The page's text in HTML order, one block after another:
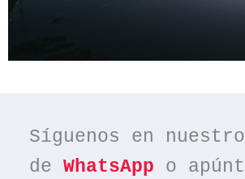
Síguenos en
de WhatsApp o